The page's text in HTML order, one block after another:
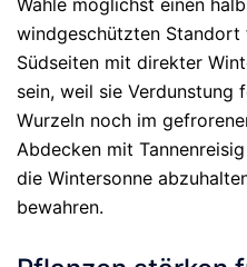
Wähle möglichst einen
windgeschützten Standort
Südseiten mit direkter
sein, weil sie Verdunstung
Wurzeln noch im
Abdecken mit
die Wintersonne
bewahren.